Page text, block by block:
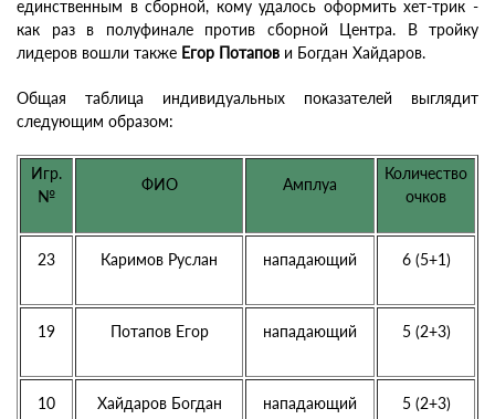
единственным в сборной, кому удалось оформить хет-трик -
как раз в полуфинале против сборной Центра. В тройку
лидеров вошли также Егор Потапов и Богдан Хайдаров.
Общая таблица индивидуальных показателей выглядит
следующим образом:
Игр.
№
ФИО Амплуа
Количество
очков
23 Каримов Руслан нападающий 6 (5+1)
19 Потапов Егор нападающий 5 (2+3)
10 Хайдаров Богдан нападающий 5 (2+3)